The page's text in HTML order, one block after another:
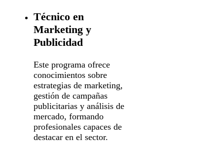
Técnico en
Marketing y
Publicidad
Este programa ofrece
conocimientos sobre
estrategias de marketing,
gestión de campañas
publicitarias y análisis de
mercado, formando
profesionales capaces de
destacar en el sector.